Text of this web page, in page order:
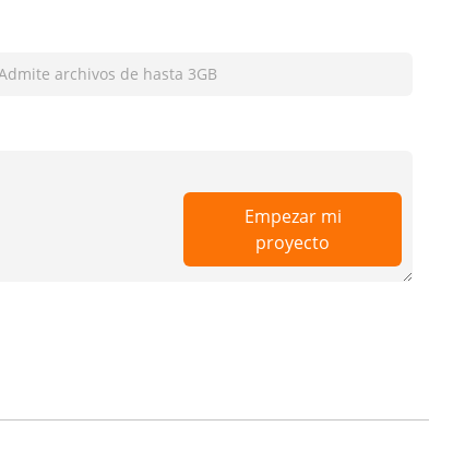
archivos de hasta 3GB
Empezar mi
proyecto